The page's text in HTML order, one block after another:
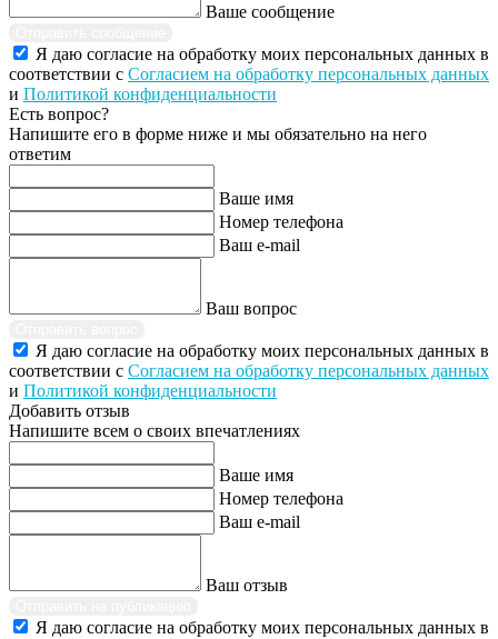
Ваше сообщение
Я даю согласие на обработку моих персональных данных в
соответствии с Согласием на обработку персональных данных
и Политикой конфиденциальности
Есть вопрос?
Напишите его в форме ниже и мы обязательно на него
ответим
Ваше имя
Номер телефона
Ваш e-mail
Ваш вопрос
Я даю согласие на обработку моих персональных данных в
соответствии с Согласием на обработку персональных данных
и Политикой конфиденциальности
Добавить отзыв
Напишите всем о своих впечатлениях
Ваше имя
Номер телефона
Ваш e-mail
Ваш отзыв
Я даю согласие на обработку моих персональных данных в